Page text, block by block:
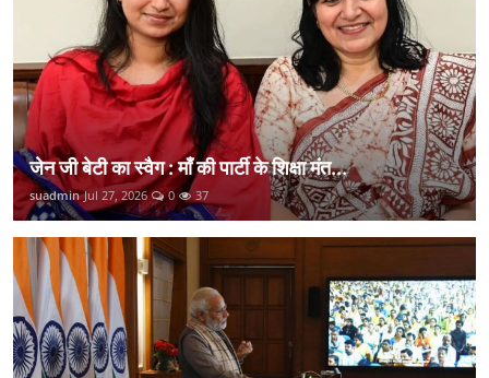
जेन जी बेटी का स्वैग : माँ की पार्टी के शिक्षा मंत...
suadmin Jul 27, 2026 0 37